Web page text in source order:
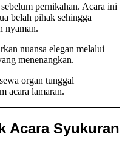
pernikahan. Acara ini
belah pihak sehingga
nyaman.
nuansa elegan melalui
menenangkan.
organ tunggal
acara lamaran.
Acara Syukuran